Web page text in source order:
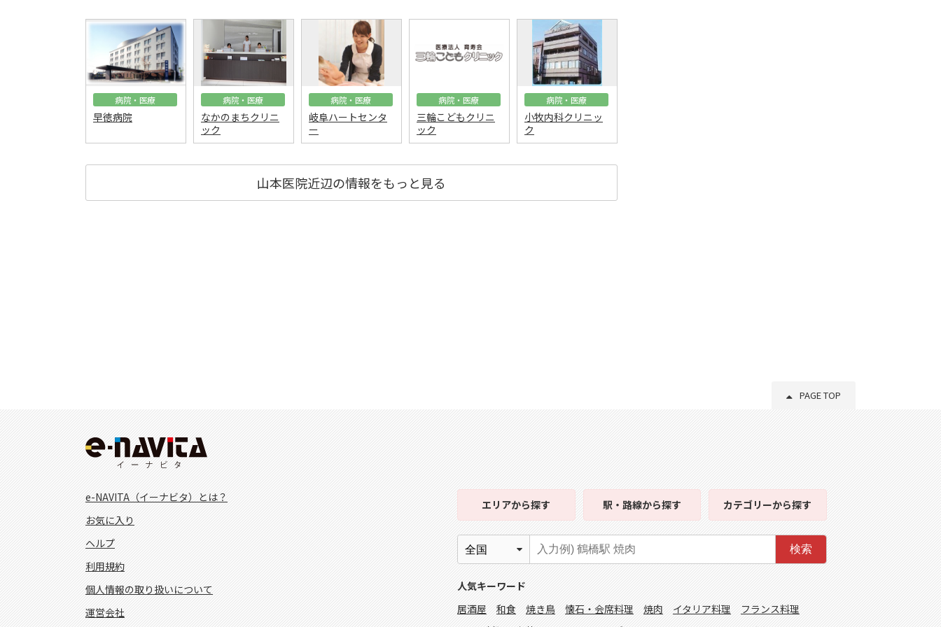
病院・医療
早徳病院
病院・医療
なかのまちクリニ
ック
病院・医療
岐阜ハートセンタ
ー
病院・医療
三輪こどもクリニ
ック
病院・医療
小牧内科クリニッ
ク
山本医院近辺の情報をもっと見る
PAGE TOP
e-NAVITA（イーナビタ）とは？
お気に入り
ヘルプ
利用規約
個人情報の取り扱いについて
運営会社
エリアから探す 駅・路線から探す カテゴリーから探す
検索
人気キーワード
居酒屋
和食 焼き鳥 懐石・会席料理 焼肉 イタリア料理
フランス料理